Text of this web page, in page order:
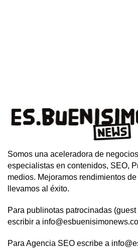
Somos una aceleradora de
especialistas en contenidos, SEO,
medios. Mejoramos rendimientos
llevamos al éxito.
Para publinotas patrocinadas
escribir a
Para Agencia SEO escribe a